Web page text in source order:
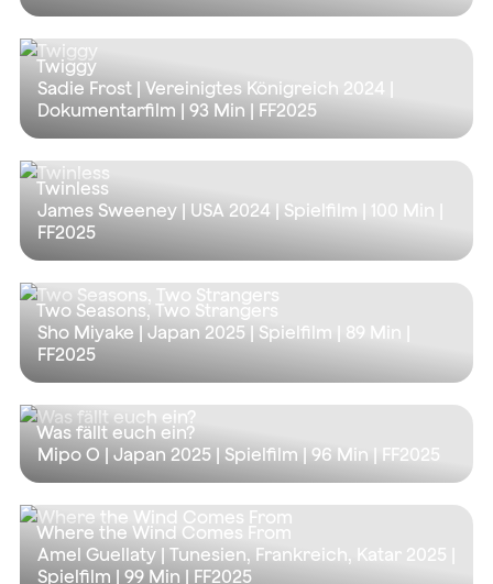
Twiggy
Sadie Frost | Vereinigtes Königreich 2024 |
Dokumentarfilm | 93 Min | FF2025
Twinless
James Sweeney | USA 2024 | Spielfilm | 100 Min
FF2025
Two Seasons, Two Strangers
Sho Miyake | Japan 2025 | Spielfilm | 89 Min
FF2025
Was fällt euch ein?
Mipo O | Japan 2025 | Spielfilm | 96 Min | FF2025
Where the Wind Comes From
Amel Guellaty | Tunesien, Frankreich, Katar 2025 |
Spielfilm | 99 Min | FF2025